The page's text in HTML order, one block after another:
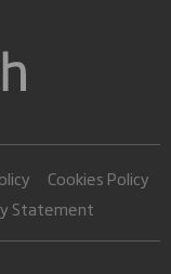
Cookies Policy
Statement